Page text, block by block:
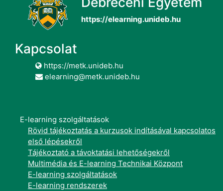
https://elearning.unideb.hu
Kapcsolat
https://metk.unideb.hu
elearning@metk.unideb.hu
E-learning szolgáltatások
Rövid tájékoztatás a kurzusok indításával kapcsolatos
első lépésekről
Tájékoztató a távoktatási lehetőségekről
Multimédia és E-learning Technikai Központ
E-learning szolgáltatások
E-learning rendszerek